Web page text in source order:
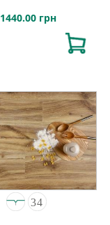
1440.00 грн